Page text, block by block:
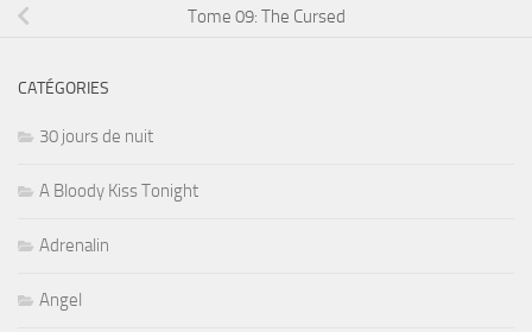
Tome 09: The Cursed
CATÉGORIES
30 jours de nuit
A Bloody Kiss Tonight
Adrenalin
Angel